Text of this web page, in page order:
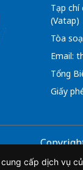
Tạp chí
(Vatap)
Tòa
Email:
Tổng
Giấy
chí Thương
cấp dịch vụ